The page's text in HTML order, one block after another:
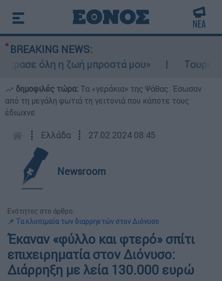
BREAKING NEWS:
όλη η ζωή μπροστά μου»
δημοφιλές τώρα: Τα «γεράκια» της Ψάθας: Έσωσαν
από τη μεγάλη φωτιά τη γειτονιά που κάποτε τους
έδιωχνε
┋ Ελλάδα ┋ 27.02.2024 08:45
Newsroom
Ενότητες στο άρθρο:
📌 Τα κλοπιμαία των διαρρηκτών στον Διόνυσο
Έκαναν «φύλλο και φτερό» σπίτι
επιχειρηματία στον Διόνυσο:
Διάρρηξη με λεία 130.000 ευρώ